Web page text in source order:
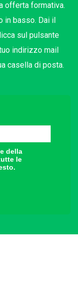
offerta formativa.
in basso. Dai il
sul pulsante
indirizzo mail
casella di posta.
della
le